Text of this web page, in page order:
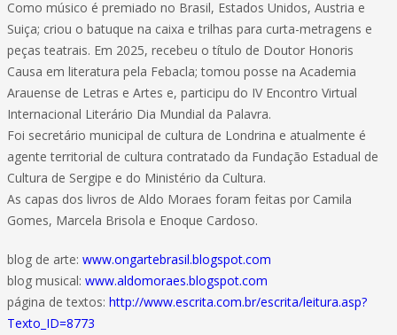
Como músico é premiado no Brasil, Estados Unidos, Austria e
Suiça; criou o batuque na caixa e trilhas para curta-metragens e
peças teatrais. Em 2025, recebeu o título de Doutor Honoris
Causa em literatura pela Febacla; tomou posse na Academia
Arauense de Letras e Artes e, participu do IV Encontro Virtual
Internacional Literário Dia Mundial da Palavra.
Foi secretário municipal de cultura de Londrina e atualmente é
agente territorial de cultura contratado da Fundação Estadual de
Cultura de Sergipe e do Ministério da Cultura.
As capas dos livros de Aldo Moraes foram feitas por Camila
Gomes, Marcela Brisola e Enoque Cardoso.
blog de arte: www.ongartebrasil.blogspot.com
blog musical: www.aldomoraes.blogspot.com
página de textos: http://www.escrita.com.br/escrita/leitura.asp?
Texto_ID=8773